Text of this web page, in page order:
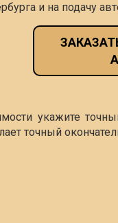
и на подачу
укажите
точный